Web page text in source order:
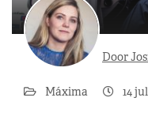
Door
Máxima 14